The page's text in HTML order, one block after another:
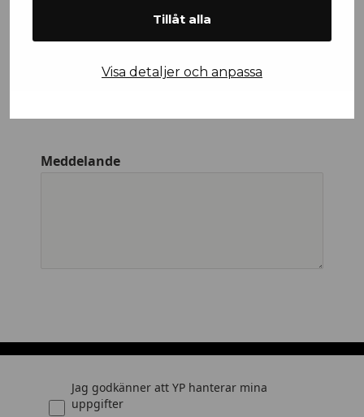
Tillåt alla
Visa detaljer och anpassa
Företagsnamn
Meddelande
Jag godkänner att YP hanterar mina
uppgifter